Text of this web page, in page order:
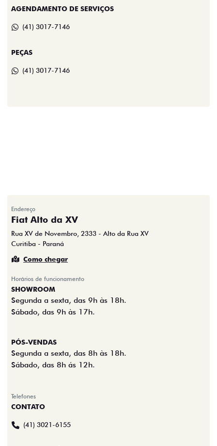
AGENDAMENTO DE SERVIÇOS
(41) 3017-7146
PEÇAS
(41) 3017-7146
Endereço
Fiat Alto da XV
Rua XV de Novembro, 2333 - Alto da Rua XV
Curitiba - Paraná
Como chegar
Horários de funcionamento
SHOWROOM
Segunda a sexta, das 9h às 18h.
Sábado, das 9h às 17h.
PÓS-VENDAS
Segunda a sexta, das 8h às 18h.
Sábado, das 8h ás 12h.
Telefones
CONTATO
(41) 3021-6155